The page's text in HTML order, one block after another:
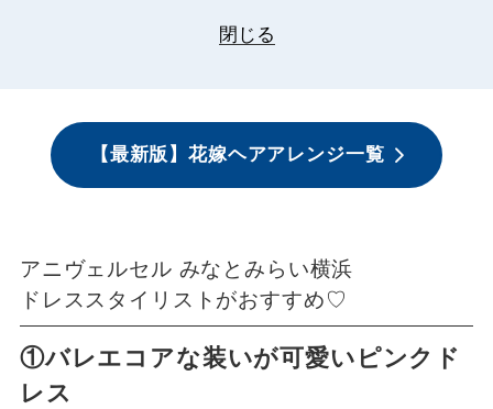
閉じる
【最新版】花嫁ヘアアレンジ一覧
アニヴェルセル みなとみらい横浜
ドレススタイリストがおすすめ♡
①バレエコアな装いが可愛いピンクド
レス